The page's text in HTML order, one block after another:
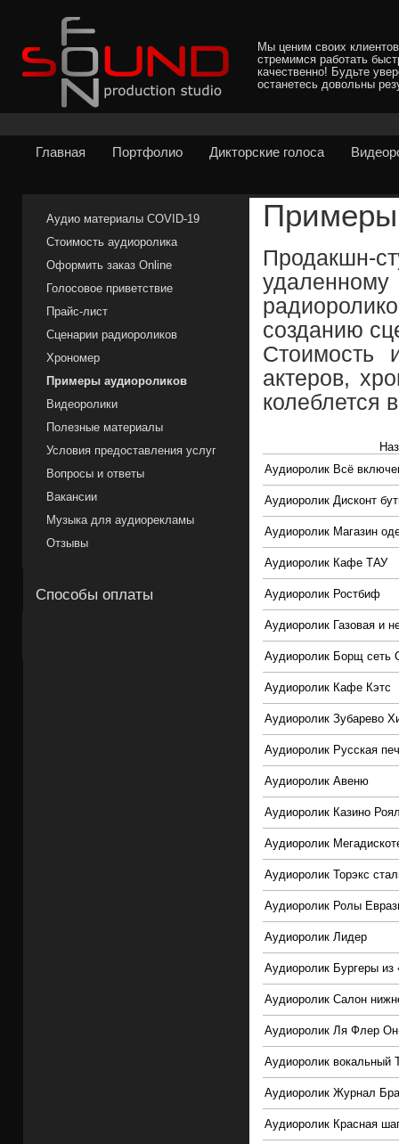
Мы ценим своих
стремимся работать
качественно! Будьте
останетесь довольны
Главная Портфолио Дикторские голоса
Примеры
Продакшн-
созданию
Стоимость
актеров,
колеблется
Аудиоролик Всё
Аудиоролик Дисконт
Аудиоролик Магазин
Аудиоролик Кафе ТАУ
Аудиоролик Ростбиф
Аудиоролик Газовая и
Аудиоролик Борщ сеть
Аудиоролик Кафе Кэтс
Аудиоролик Зубарево
Аудиоролик Русская
Аудиоролик Авеню
Аудиоролик Казино
Аудиоролик
Аудиоролик Торэкс
Аудиоролик Ролы
Аудиоролик Лидер
Аудиоролик Бургеры из
Аудиоролик Салон
Аудиоролик Ля Флер
Аудиоролик вокальный
Аудиоролик Журнал
Аудиоролик Красная
Аудио материалы COVID-19
Стоимость аудиоролика
Оформить заказ Online
Голосовое приветствие
Прайс-лист
Сценарии радиороликов
Хрономер
Примеры аудиороликов
Видеоролики
Полезные материалы
Условия предоставления услуг
Вопросы и ответы
Вакансии
Музыка для аудиорекламы
Отзывы
Способы оплаты